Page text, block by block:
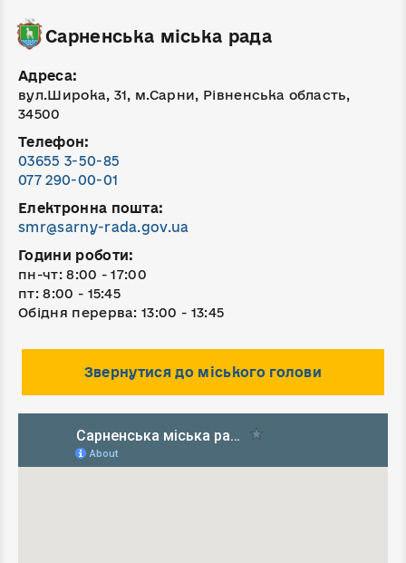
Сарненська міська рада
Адреса:
вул.Широка, 31, м.Сарни, Рівненська область,
34500
Телефон:
03655 3-50-85
077 290-00-01
Електронна пошта:
smr@sarny-rada.gov.ua
Години роботи:
пн-чт: 8:00 - 17:00
пт: 8:00 - 15:45
Обідня перерва: 13:00 - 13:45
Звернутися до міського голови